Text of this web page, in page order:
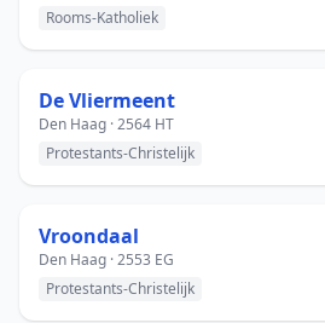
Rooms-Katholiek
De Vliermeent
Den Haag · 2564 HT
Protestants-Christelijk
Vroondaal
Den Haag · 2553 EG
Protestants-Christelijk